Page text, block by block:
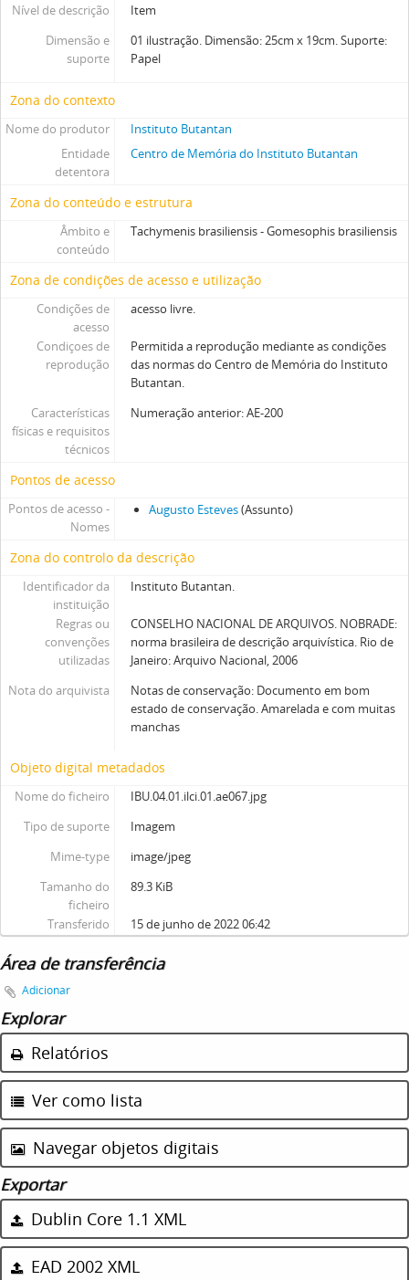
Nível de descrição
Item
Dimensão e
suporte
01 ilustração. Dimensão: 25cm x 19cm. Suporte:
Papel
Zona do contexto
Nome do produtor
Instituto Butantan
Entidade
detentora
Centro de Memória do Instituto Butantan
Zona do conteúdo e estrutura
Âmbito e
conteúdo
Tachymenis brasiliensis - Gomesophis brasiliensis
Zona de condições de acesso e utilização
Condições de
acesso
acesso livre.
Condiçoes de
reprodução
Permitida a reprodução mediante as condições
das normas do Centro de Memória do Instituto
Butantan.
Características
físicas e requisitos
técnicos
Numeração anterior: AE-200
Pontos de acesso
Pontos de acesso -
Nomes
Augusto Esteves(Assunto)
Zona do controlo da descrição
Identificador da
instituição
Instituto Butantan.
Regras ou
convenções
utilizadas
CONSELHO NACIONAL DE ARQUIVOS. NOBRADE:
norma brasileira de descrição arquivística. Rio de
Janeiro: Arquivo Nacional, 2006
Nota do arquivista
Notas de conservação: Documento em bom
estado de conservação. Amarelada e com muitas
manchas
Objeto digital metadados
Nome do ficheiro
IBU.04.01.ilci.01.ae067.jpg
Tipo de suporte
Imagem
Mime-type
image/jpeg
Tamanho do
ficheiro
89.3 KiB
Transferido 15 de junho de 2022 06:42
Área de transferência
Adicionar
Explorar
Relatórios
Ver como lista
Navegar objetos digitais
Exportar
Dublin Core 1.1 XML
EAD 2002 XML